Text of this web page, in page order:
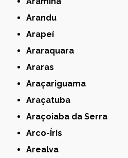
Arandu
Arapeí
Araraquara
Araras
Araçariguama
Araçatuba
Araçoiaba da Serra
Arco-Íris
Arealva